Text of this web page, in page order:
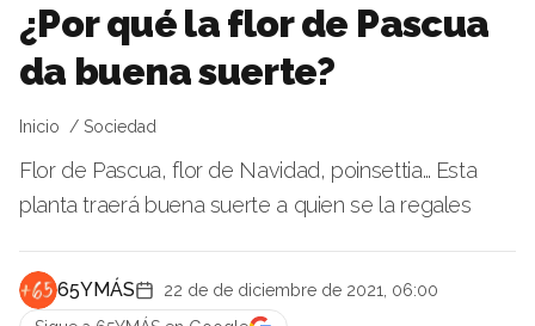
¿Por qué la flor de Pascua
da buena suerte?
Inicio Sociedad
Flor de Pascua, flor de Navidad, poinsettia… Esta
planta traerá buena suerte a quien se la regales
65YMÁS
22 de de diciembre de 2021, 06:00